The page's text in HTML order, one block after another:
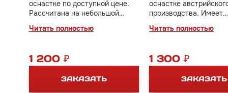
Читать полностью
оснастке по доступной цене.
Рассчитана на небольшой
вариант для тех, кто только
1 200 ₽
ЗАКАЗАТЬ
Читать полностью
оснастке
производства. Имеет
механизм, отличное
1 300 ₽
ЗАКАЗАТЬ